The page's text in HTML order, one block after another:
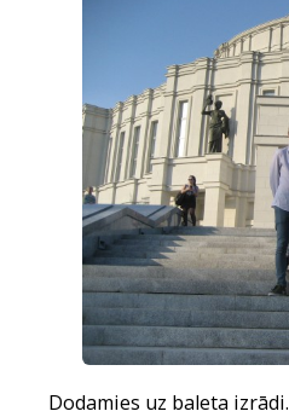
Dodamies uz baleta izrādi.